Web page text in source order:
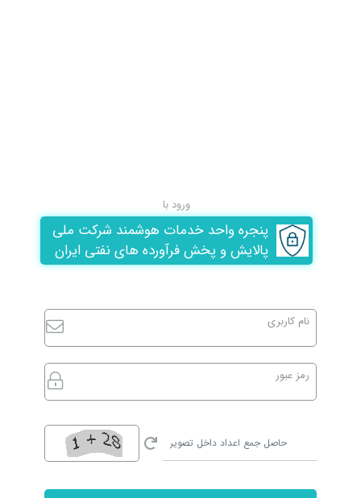
نام کاربری
رمز عبور
ورود با
پنجره واحد خدمات هوشمند شرکت ملی
پالایش و پخش فرآورده های نفتی ایران